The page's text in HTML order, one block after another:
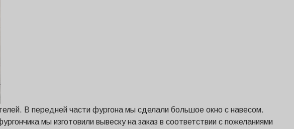
В передней части фургона мы сделали большое окно с навесом.
мы изготовили вывеску на заказ в соответствии с пожеланиями